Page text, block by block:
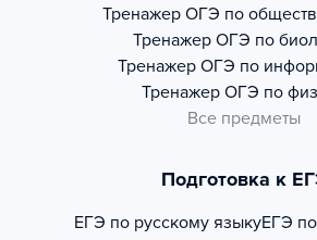
Тренажер ОГЭ по
Тренажер ОГЭ по
Тренажер ОГЭ по
Тренажер ОГЭ по
Все предметы
Подготовка к
ЕГЭ по русскому языкуЕГЭ